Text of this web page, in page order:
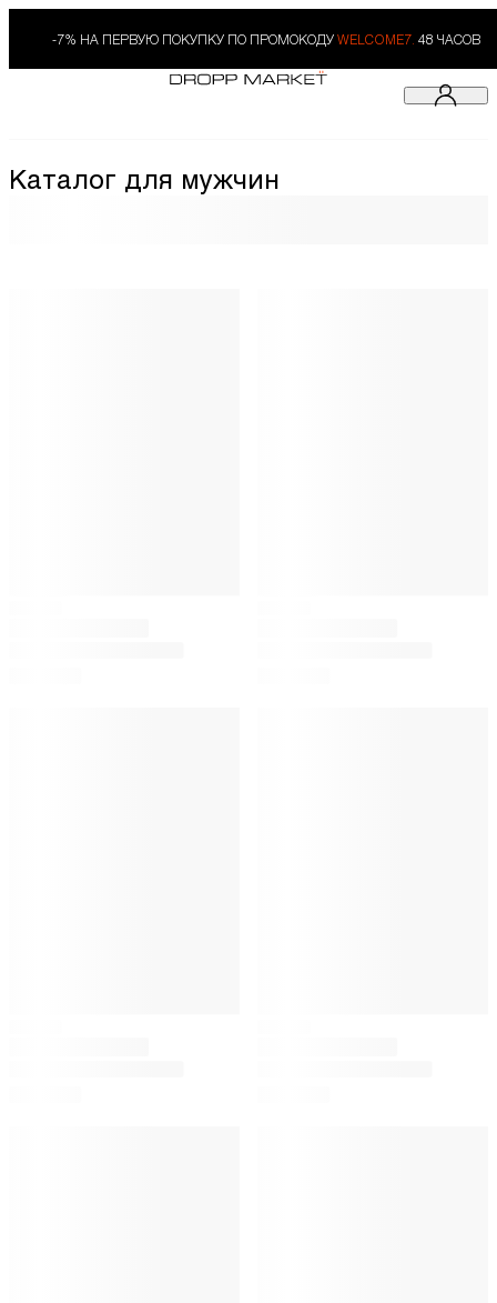
-7% НА ПЕРВУЮ ПОКУПКУ ПО ПРОМОКОДУ WELCOME7. 48 ЧАСОВ
Каталог для мужчин